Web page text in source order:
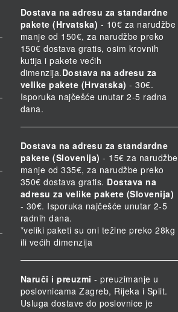
Dostava na adresu za standardne
pakete (Hrvatska) - 10€ za narudžbe
manje od 150€, za narudžbe preko
150€ dostava gratis, osim krovnih
kutija i pakete većih
dimenzija.Dostava na adresu za
velike pakete (Hrvatska) - 30€.
Isporuka najčešće unutar 2-5 radna
dana.
Dostava na adresu za standardne
pakete (Slovenija) - 15€ za narudžbe
manje od 335€, za narudžbe preko
350€ dostava gratis. Dostava na
adresu za velike pakete (Slovenija)
- 30€. Isporuka najčešće unutar 2-5
radnih dana.
*veliki paketi su oni težine preko 28kg
ili većih dimenzija
Naruči i preuzmi - preuzimanje u
poslovnicama Zagreb, Rijeka i Split.
Usluga dostave do poslovnice je